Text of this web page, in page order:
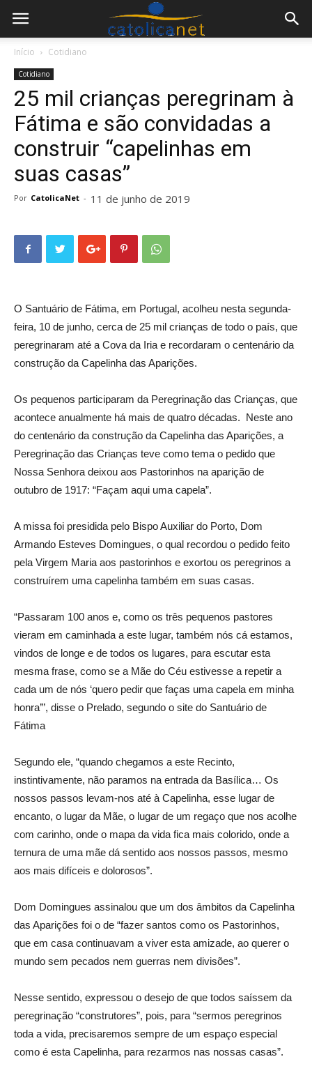
Início Cotidiano
Cotidiano
25 mil crianças peregrinam à
Fátima e são convidadas a
construir “capelinhas em
suas casas”
Por CatolicaNet - 11 de junho de 2019
O Santuário de Fátima, em Portugal, acolheu nesta segunda-
feira, 10 de junho, cerca de 25 mil crianças de todo o país, que
peregrinaram até a Cova da Iria e recordaram o centenário da
construção da Capelinha das Aparições.
Os pequenos participaram da Peregrinação das Crianças, que
acontece anualmente há mais de quatro décadas. Neste ano
do centenário da construção da Capelinha das Aparições, a
Peregrinação das Crianças teve como tema o pedido que
Nossa Senhora deixou aos Pastorinhos na aparição de
outubro de 1917: “Façam aqui uma capela”.
A missa foi presidida pelo Bispo Auxiliar do Porto, Dom
Armando Esteves Domingues, o qual recordou o pedido feito
pela Virgem Maria aos pastorinhos e exortou os peregrinos a
construírem uma capelinha também em suas casas.
“Passaram 100 anos e, como os três pequenos pastores
vieram em caminhada a este lugar, também nós cá estamos,
vindos de longe e de todos os lugares, para escutar esta
mesma frase, como se a Mãe do Céu estivesse a repetir a
cada um de nós ‘quero pedir que faças uma capela em minha
honra’”, disse o Prelado, segundo o site do Santuário de
Fátima
Segundo ele, “quando chegamos a este Recinto,
instintivamente, não paramos na entrada da Basílica… Os
nossos passos levam-nos até à Capelinha, esse lugar de
encanto, o lugar da Mãe, o lugar de um regaço que nos acolhe
com carinho, onde o mapa da vida fica mais colorido, onde a
ternura de uma mãe dá sentido aos nossos passos, mesmo
aos mais difíceis e dolorosos”.
Dom Domingues assinalou que um dos âmbitos da Capelinha
das Aparições foi o de “fazer santos como os Pastorinhos,
que em casa continuavam a viver esta amizade, ao querer o
mundo sem pecados nem guerras nem divisões”.
Nesse sentido, expressou o desejo de que todos saíssem da
peregrinação “construtores”, pois, para “sermos peregrinos
toda a vida, precisaremos sempre de um espaço especial
como é esta Capelinha, para rezarmos nas nossas casas”.